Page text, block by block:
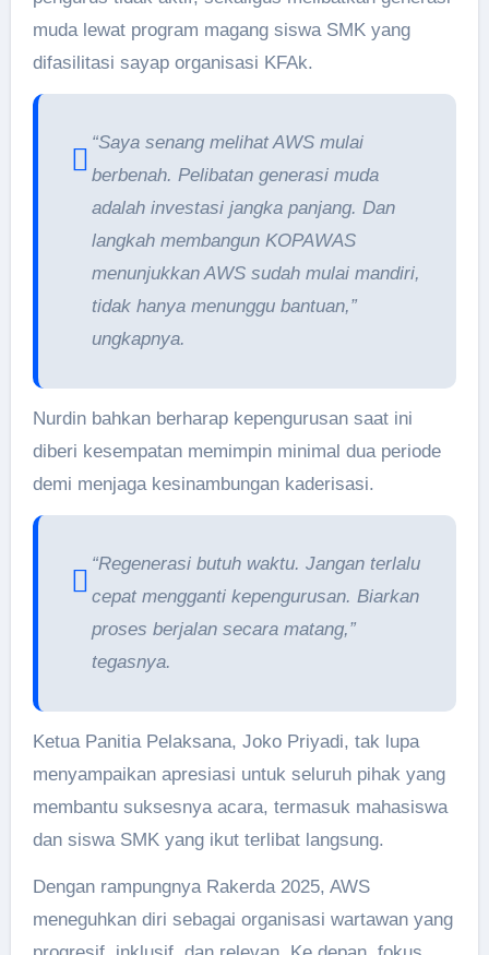
muda lewat program magang siswa SMK yang
difasilitasi sayap organisasi KFAk.
“Saya senang melihat AWS mulai
berbenah. Pelibatan generasi muda
adalah investasi jangka panjang. Dan
langkah membangun KOPAWAS
menunjukkan AWS sudah mulai mandiri,
tidak hanya menunggu bantuan,”
ungkapnya.
Nurdin bahkan berharap kepengurusan saat ini
diberi kesempatan memimpin minimal dua periode
demi menjaga kesinambungan kaderisasi.
“Regenerasi butuh waktu. Jangan terlalu
cepat mengganti kepengurusan. Biarkan
proses berjalan secara matang,”
tegasnya.
Ketua Panitia Pelaksana, Joko Priyadi, tak lupa
menyampaikan apresiasi untuk seluruh pihak yang
membantu suksesnya acara, termasuk mahasiswa
dan siswa SMK yang ikut terlibat langsung.
Dengan rampungnya Rakerda 2025, AWS
meneguhkan diri sebagai organisasi wartawan yang